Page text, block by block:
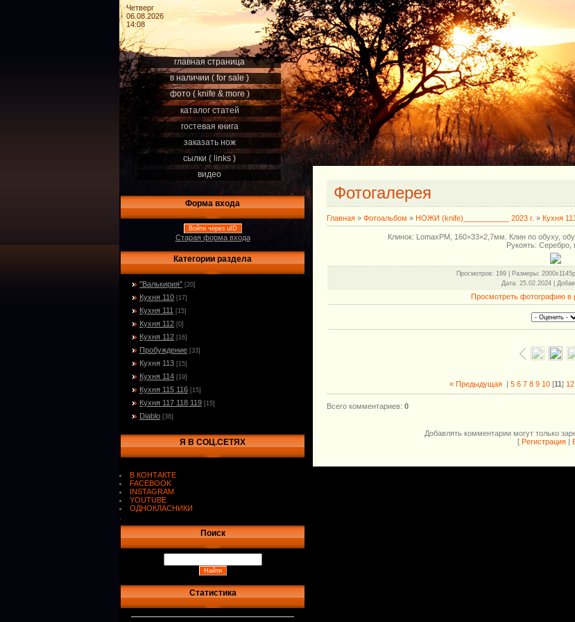
Четверг
06.08.2026
14:08
главная страница
в наличии ( for sale )
фото ( knife & more )
каталог статей
гостевая книга
заказать нож
сылки ( links )
видео
Форма входа
Войти через uID
Старая форма входа
Категории раздела
"Валькирия" [20]
Кухня 110 [17]
Кухня 111 [15]
Кухня 112 [0]
Кухня 112 [16]
Пробуждение [33]
Кухня 113 [15]
Кухня 114 [19]
Кухня 115 116 [15]
Кухня 117 118 119 [15]
Diablo [36]
Я В СОЦ.СЕТЯХ
В КОНТАКТЕ
FACEBOOK
INSTAGRAM
YOUTUBE
ОДНОКЛАСНИКИ
Поиск
Статистика
Фотогалерея
Главная » Фотоальбом » НОЖИ (knife)___________ 2023 г. » Кухня
Клинок: LomaxPM, 160×33×2,7мм. Клин по обуху,
Рукоять: Серебро,
Просмотров: 199 | Размеры:
Дата: 25.02.2024 |
Просмотреть фотографию в
« Предыдущая| 5 6 7 8 9 10[11] 12
Всего комментариев: 0
Добавлять комментарии могут только
[ Регистрация